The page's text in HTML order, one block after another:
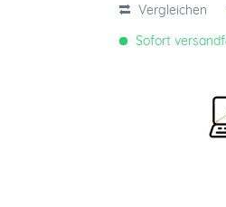
Vergleichen
Sofort